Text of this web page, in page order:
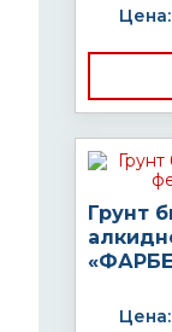
Цена:
Грунт
Цена: